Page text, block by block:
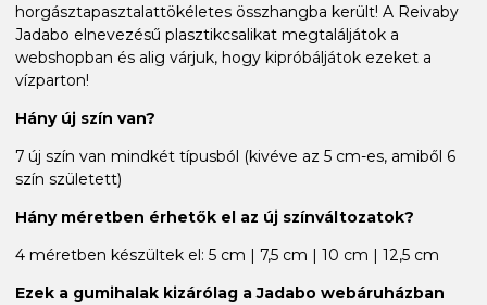
horgásztapasztalattökéletes összhangba került! A Reivaby
Jadabo elnevezésű plasztikcsalikat megtaláljátok a
webshopban és alig várjuk, hogy kipróbáljátok ezeket a
vízparton!
Hány új szín van?
7 új szín van mindkét típusból (kivéve az 5 cm-es, amiből 6
szín született)
Hány méretben érhetők el az új színváltozatok?
4 méretben készültek el: 5 cm | 7,5 cm | 10 cm | 12,5 cm
Ezek a gumihalak kizárólag a Jadabo webáruházban